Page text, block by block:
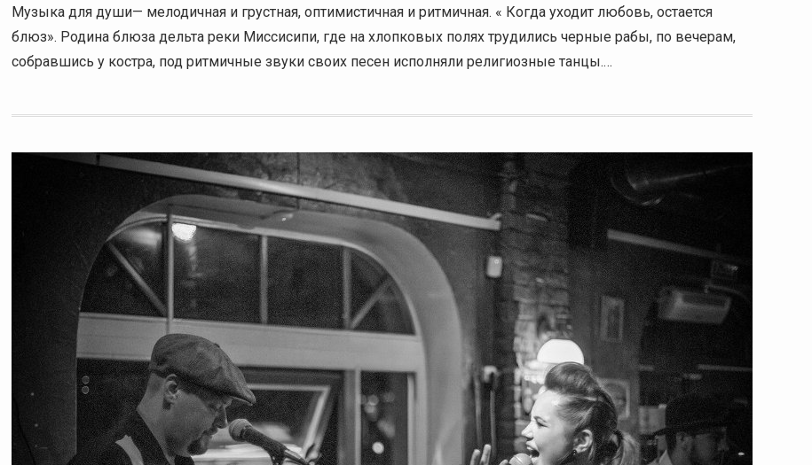
Музыка для души— мелодичная и грустная, оптимистичная и ритмичная. « Когда уходит любовь, остается
блюз». Родина блюза дельта реки Миссисипи, где на хлопковых полях трудились черные рабы, по вечерам,
собравшись у костра, под ритмичные звуки своих песен исполняли религиозные танцы.…